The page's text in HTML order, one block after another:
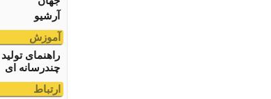
آرشیو
آموزش
راهنمای تولید
چندرسانه ای
ارتباط